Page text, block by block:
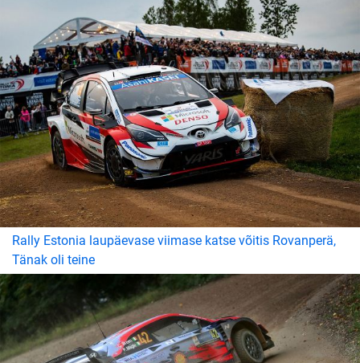
Rally Estonia laupäevase viimase katse võitis Rovanperä,
Tänak oli teine